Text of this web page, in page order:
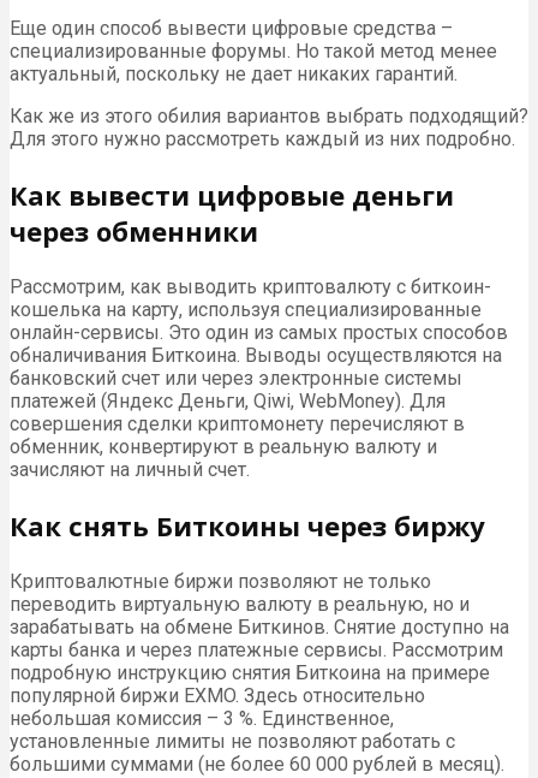
Еще один способ вывести цифровые средства –
специализированные форумы. Но такой метод менее
актуальный, поскольку не дает никаких гарантий.
Как же из этого обилия вариантов выбрать подходящий?
Для этого нужно рассмотреть каждый из них подробно.
Как вывести цифровые деньги
через обменники
Рассмотрим, как выводить криптовалюту с биткоин-
кошелька на карту, используя специализированные
онлайн-сервисы. Это один из самых простых способов
обналичивания Биткоина. Выводы осуществляются на
банковский счет или через электронные системы
платежей (Яндекс Деньги, Qiwi, WebMoney). Для
совершения сделки криптомонету перечисляют в
обменник, конвертируют в реальную валюту и
зачисляют на личный счет.
Как снять Биткоины через биржу
Криптовалютные биржи позволяют не только
переводить виртуальную валюту в реальную, но и
зарабатывать на обмене Биткинов. Снятие доступно на
карты банка и через платежные сервисы. Рассмотрим
подробную инструкцию снятия Биткоина на примере
популярной биржи EXMO. Здесь относительно
небольшая комиссия – 3 %. Единственное,
установленные лимиты не позволяют работать с
большими суммами (не более 60 000 рублей в месяц).